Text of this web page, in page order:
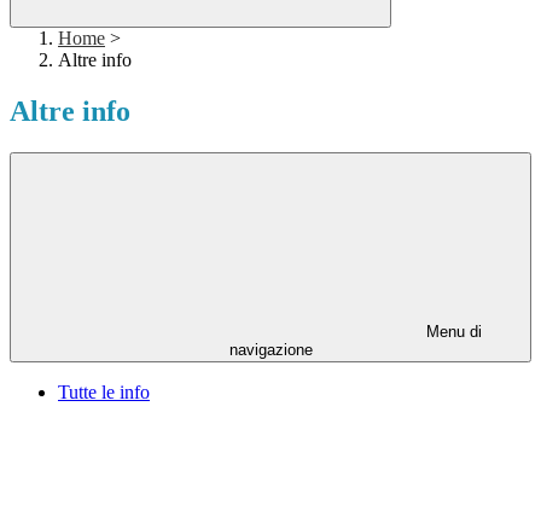
Home >
Altre info
Altre info
Menu di
navigazione
Tutte le info